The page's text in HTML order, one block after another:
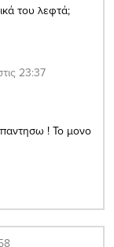
του λεφτά;
23:37
! Το μονο